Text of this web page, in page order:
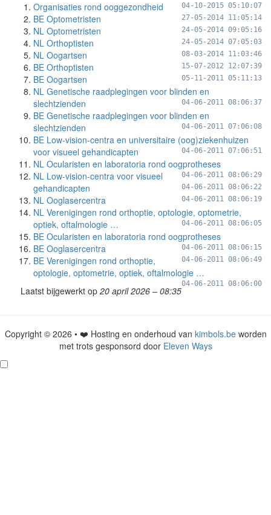
Organisaties rond ooggezondheid
04-10-2015 05:10:07
BE Optometristen 27-05-2014 11:05:14
NL Optometristen 24-05-2014 09:05:16
NL Orthoptisten 24-05-2014 07:05:03
NL Oogartsen 08-03-2014 11:03:46
BE Orthoptisten 15-07-2012 12:07:39
BE Oogartsen 05-11-2011 05:11:13
NL Genetische raadplegingen voor blinden en
slechtzienden
04-06-2011 08:06:37
BE Genetische raadplegingen voor blinden en
slechtzienden
04-06-2011 07:06:08
BE Low-vision-centra en universitaire (oog)ziekenhuizen
voor visueel gehandicapten
04-06-2011 07:06:51
NL Ocularisten en laboratoria rond oogprotheses
04-06-2011 08:06:29
NL Low-vision-centra voor visueel
gehandicapten
04-06-2011 08:06:22
NL Ooglasercentra 04-06-2011 08:06:19
NL Verenigingen rond orthoptie, optologie, optometrie,
optiek, oftalmologie …
04-06-2011 08:06:05
BE Ocularisten en laboratoria rond oogprotheses
04-06-2011 08:06:15
BE Ooglasercentra
04-06-2011 08:06:49
BE Verenigingen rond orthoptie,
optologie, optometrie, optiek, oftalmologie …
04-06-2011 08:06:00
Laatst bijgewerkt op 20 april 2026 – 08:35
Copyright © 2026 • ❤️ Hosting en onderhoud van kimbols.beworden
met trots gesponsord door Eleven Ways